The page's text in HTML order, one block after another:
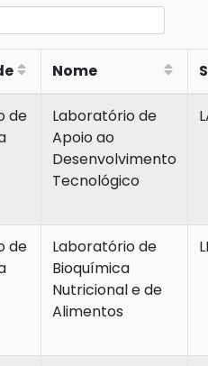
Nome
de
Laboratório de
Apoio ao
Desenvolvimento
Tecnológico
de
Laboratório de
Bioquímica
Nutricional e de
Alimentos